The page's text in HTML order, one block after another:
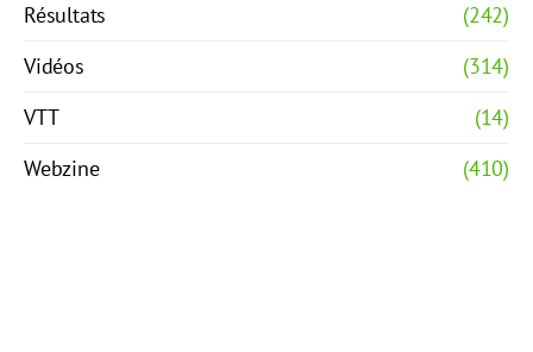
Résultats
(242)
Vidéos
(314)
VTT
(14)
Webzine
(410)